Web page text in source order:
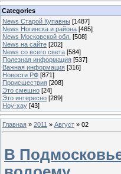
Categories
News Старой Купавны [1487]
News Ногинска и района [465]
News Московской обл. [508]
News на сайте [202]
News со всего света [584]
Полезная информация [537]
Важная информация [316]
Новости РФ [871]
Происшествия [208]
Это смешно [24]
Это интересно [289]
Ноу-хау [43]
Главная » 2011 » Август » 02
В